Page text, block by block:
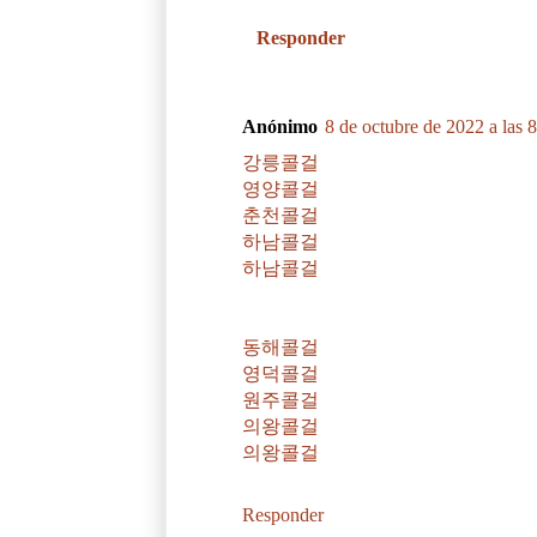
Responder
Anónimo 8 de octubre de 2022 a las
강릉콜걸
영양콜걸
춘천콜걸
하남콜걸
하남콜걸
동해콜걸
영덕콜걸
원주콜걸
의왕콜걸
의왕콜걸
Responder